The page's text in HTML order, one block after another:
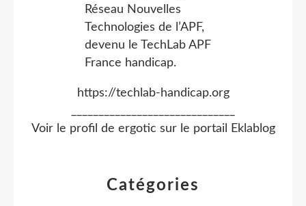
Catégories
https://techlab-handicap.org
Voir le profil de ergotic sur le portail Eklablog